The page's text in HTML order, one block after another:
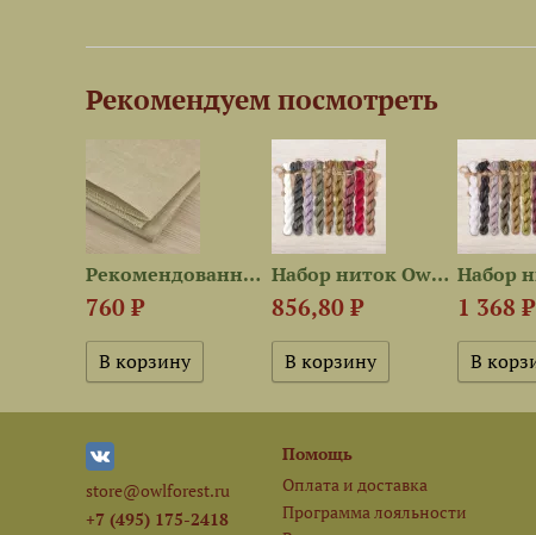
Рекомендуем посмотреть
Рекомендованная ткань для...
760 ₽
Набор ниток OwlForest для...
856,80 ₽ 1 368 ₽
store@owlforest.ru
+7 (495) 175-2418
Помощь
Оплата и доставка
Программа лояльности